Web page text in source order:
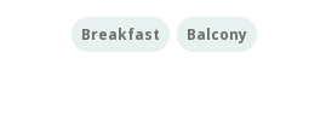
Breakfast Balcony